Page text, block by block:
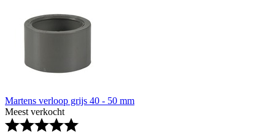
Martens verloop grijs 40 - 50 mm
Meest verkocht